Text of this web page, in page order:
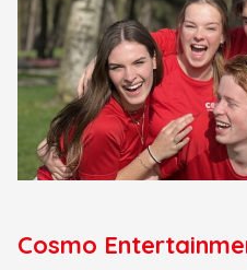
Cosmo